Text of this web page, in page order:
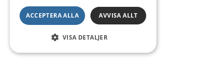
ACCEPTERA ALLA AVVISA ALLT
VISA DETALJER